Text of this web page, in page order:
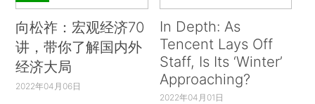
向松祚：宏观经济70
讲，带你了解国内外
经济大局
2022年04月06日
In Depth: As
Tencent Lays Off
Staff, Is Its ‘Winter’
Approaching?
2022年04月01日